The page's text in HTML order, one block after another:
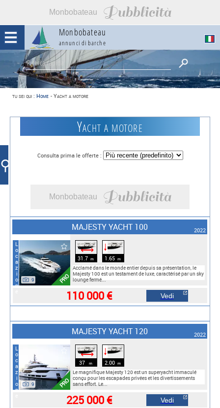
Monbobateau Pubblicità
Monbobateau
annunci di barche
tu sei qui : Home - Yacht a motore
⚲
Yacht a motore
Consulta prima le offerte :
Monbobateau Pubblicità
Locazione PRO
9
MAJESTY YACHT 100 2022
⟷
31.7 m
🠓
1.65 m
Acclamé dans le monde entier depuis sa présentation, le
Majesty 100 est un testament de luxe, caractérisé par un sky
lounge fermé...
110 000 € Vedi
Locazione PRO
9
MAJESTY YACHT 120 2022
⟷
37 m
🠓
2.00 m
Le magnifique Majesty 120 est un superyacht immaculé
conçu pour les escapades privées et les divertissements
sans effort. Le...
225 000 € Vedi